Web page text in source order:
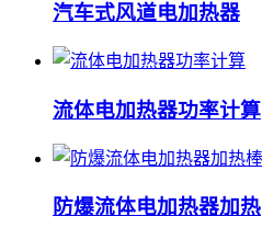
汽车式风道电加热器
流体电加热器功率计算
防爆流体电加热器加热